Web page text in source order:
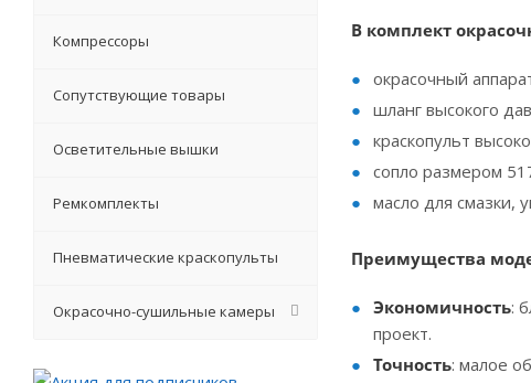
В комплект
окрасочный
шланг высокого
краскопульт
сопло размером
масло для смазки,
Преимущества
Экономичность:
проект.
Точность: малое
Компрессоры
Сопутствующие товары
Осветительные вышки
Ремкомплекты
Пневматические краскопульты
Окрасочно-сушильные камеры